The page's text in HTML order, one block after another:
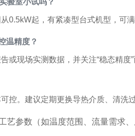
验室小试吗？
0.5kW起，有紧凑型台式机型，可
温精度？
或现场实测数据，并关注“稳态精度
控。建议定期更换导热介质、清洗
艺参数（如温度范围、流量需求